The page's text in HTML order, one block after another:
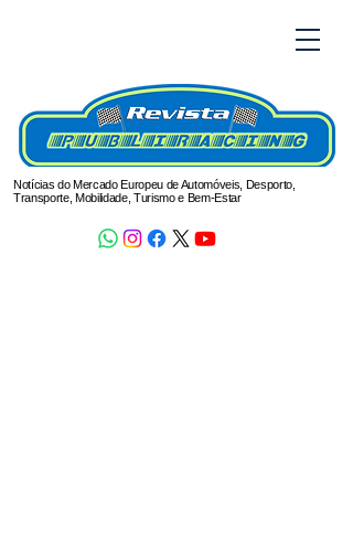
Notícias do Mercado Europeu de Automóveis, Desporto,
Transporte, Mobilidade, Turismo e Bem-Estar